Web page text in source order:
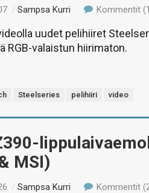
/Sampsa Kurri Kommentit
uudet pelihiiret
RGB-valaistun hiirimaton.
Steelseries pelihiiri video
MSI)
/Sampsa Kurri Kommentit